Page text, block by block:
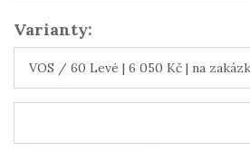
Varianty: